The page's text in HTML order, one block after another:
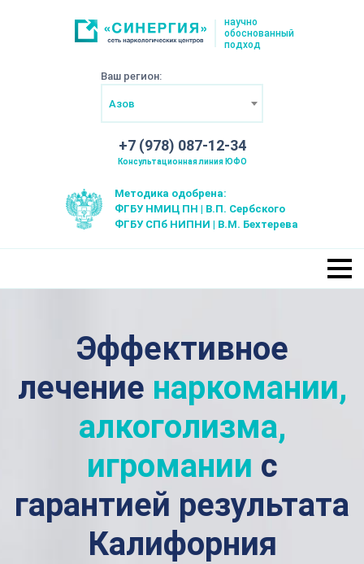
научно
обоснованный
подход
Ваш регион:
Азов
+7 (978) 087-12-34
Консультационная линия ЮФО
Методика одобрена:
ФГБУ НМИЦ ПН | В.П. Сербского
ФГБУ СПб НИПНИ | В.М. Бехтерева
Эффективное
лечение наркомании,
алкоголизма,
игромании с
гарантией результата
Калифорния